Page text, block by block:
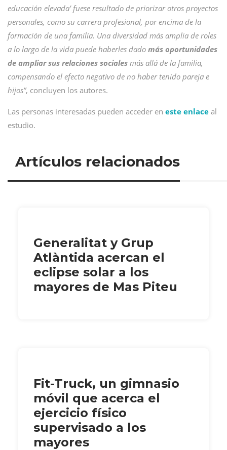
educación elevada’ fuese resultado de priorizar otros proyectos
personales, como su carrera profesional, por encima de la
formación de una familia. Una diversidad más amplia de roles
a lo largo de la vida puede haberles dado más oportunidades
de ampliar sus relaciones sociales más allá de la familia,
compensando el efecto negativo de no haber tenido pareja e
hijos”, concluyen los autores.
Las personas interesadas pueden acceder en este enlace al
estudio.
Artículos relacionados
Generalitat y Grup
Atlàntida acercan el
eclipse solar a los
mayores de Mas Piteu
Fit-Truck, un gimnasio
móvil que acerca el
ejercicio físico
supervisado a los
mayores